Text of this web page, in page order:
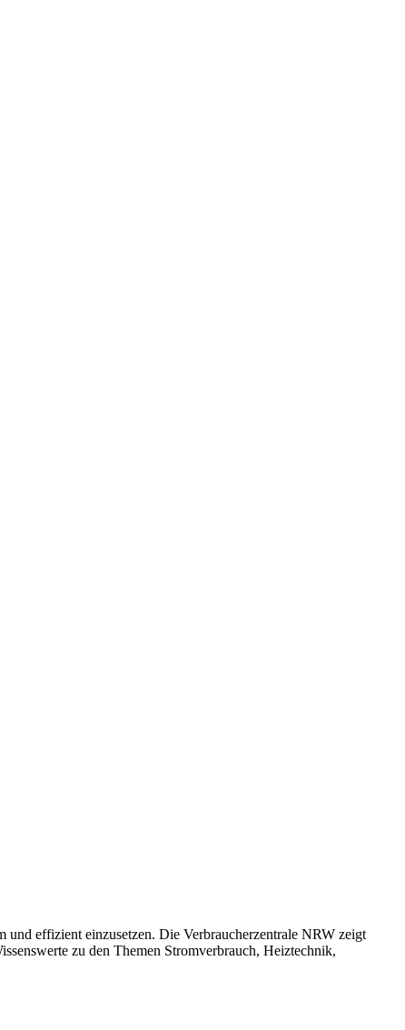
und effizient einzusetzen. Die Verbraucherzentrale NRW zeigt
zu den Themen Stromverbrauch, Heiztechnik,